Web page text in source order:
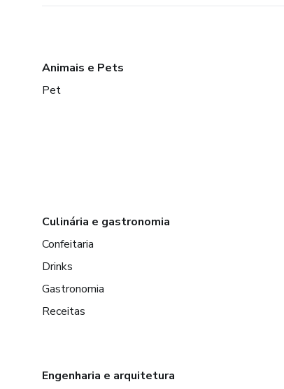
Animais e Pets
Pet
Culinária e gastronomia
Confeitaria
Drinks
Gastronomia
Receitas
Engenharia e arquitetura